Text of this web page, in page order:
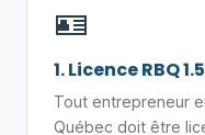
🪪
1. Licence RBQ
Tout entrepreneur
Québec doit être